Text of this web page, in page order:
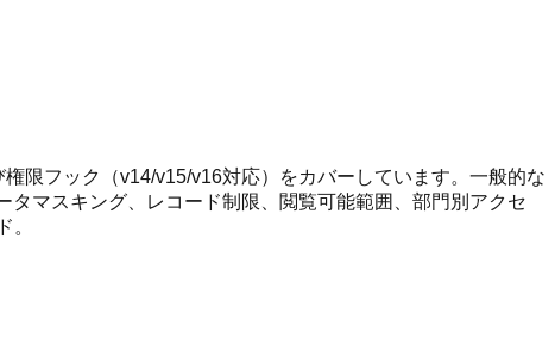
限フック（v14/v15/v16対応）をカバーしています。一般的な
マスキング、レコード制限、閲覧可能範囲、部門別アクセ
。